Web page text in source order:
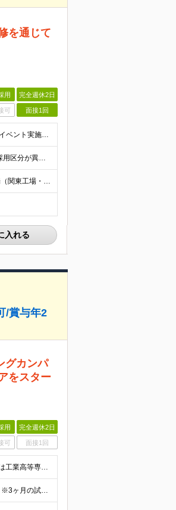
を通じて
用 完全週休2日
可 面接1回
＼20代活躍中！第二新卒・製造未経験からのチャレンジ大歓迎・高卒以上／ ★採用イベント実施中★ 「まずは話だけ聞いてみたい」、「実際の働き方が気になる」方に向けて、現場のリアルが分かるイベントをご用意
＼入社時の想定年収は450万円～750万円／ 待遇 学歴・年齢・経験スキルにより、採用区分が異なります。 ★最大賞与8ヶ月分の支給実績 決算賞与が支給される年もございます。 昨年度
【マイカー・バイク通勤OK！｜関西・滋賀工場には独身寮あり】 日清食品直轄工場（関東工場・静岡工場・関西工場・滋賀工場・下関工場） 【関東工場】茨城県取手市清水667-1 【静岡工場】静岡県焼津市相
入れる
/賞与年2
グカンパ
をスター
用 完全週休2日
可 面接1回
【第二新卒・既卒の方も歓迎◎】 ■高専卒以上 （大学卒業・大学院修了の方、 または工業高等専門学校（5年制）卒業の方を想定しています。）
月給231,000円（大卒初任給）～495,300円（管理職） ※残業代は100％支給します ※3ヶ月の試用期間あり。その間の待遇に変更はありません